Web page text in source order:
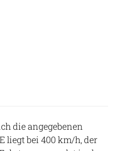
die angegebenen
liegt bei 400 km/h, der